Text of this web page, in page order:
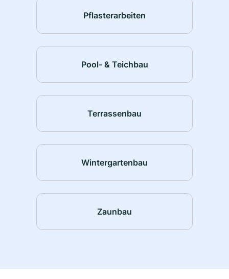
Pflasterarbeiten
Pool- & Teichbau
Terrassenbau
Wintergartenbau
Zaunbau